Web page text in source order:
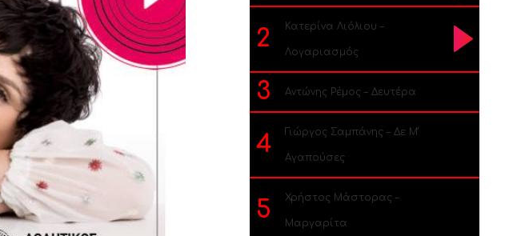
2 Κατερίνα Λιόλιου –
Λογαριασμός
3 Αντώνης Ρέμος – Δευτέρα
4 Γιώργος Σαμπάνης – Δε Μ’
Αγαπούσες
5 Χρήστος Μάστορας –
Μαργαρίτα